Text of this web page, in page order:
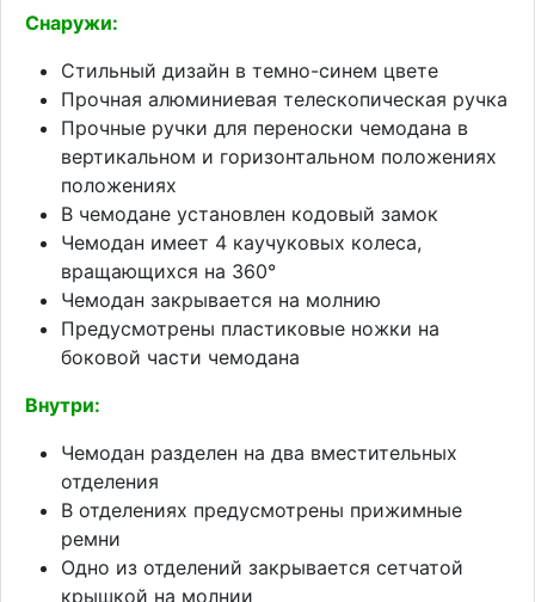
Снаружи:
Стильный дизайн в темно-синем цвете
Прочная алюминиевая телескопическая ручка
Прочные ручки для переноски чемодана в
вертикальном и горизонтальном положениях
положениях
В чемодане установлен кодовый замок
Чемодан имеет 4 каучуковых колеса,
вращающихся на 360°
Чемодан закрывается на молнию
Предусмотрены пластиковые ножки на
боковой части чемодана
Внутри:
Чемодан разделен на два вместительных
отделения
В отделениях предусмотрены прижимные
ремни
Одно из отделений закрывается сетчатой
крышкой на молнии